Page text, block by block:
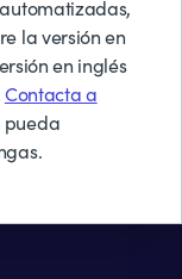
la versión en
en inglés
Contacta a
pueda
Citizens